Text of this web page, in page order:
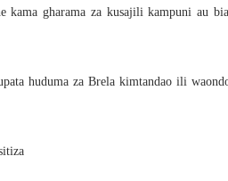
kama gharama za kusajili kampuni au
huduma za Brela kimtandao ili